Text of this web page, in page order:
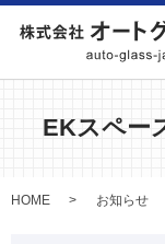
EKスペ
HOME お知らせ